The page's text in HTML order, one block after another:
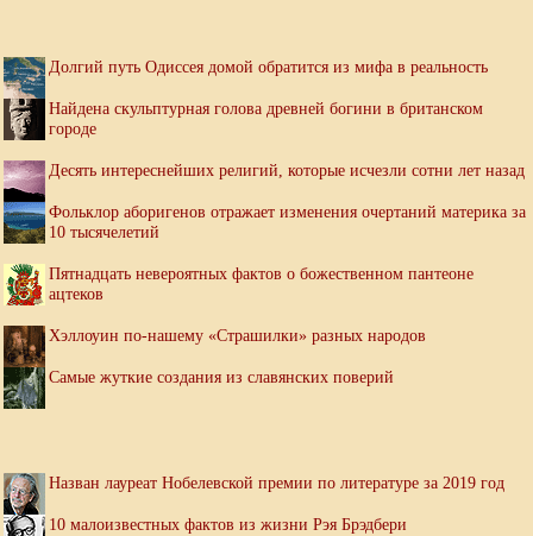
Долгий путь Одиссея домой обратится из мифа в реальность
Найдена скульптурная голова древней богини в британском
городе
Десять интереснейших религий, которые исчезли сотни лет назад
Фольклор аборигенов отражает изменения очертаний материка за
10 тысячелетий
Пятнадцать невероятных фактов о божественном пантеоне
ацтеков
Хэллоуин по-нашему «Страшилки» разных народов
Самые жуткие создания из славянских поверий
Назван лауреат Нобелевской премии по литературе за 2019 год
10 малоизвестных фактов из жизни Рэя Брэдбери